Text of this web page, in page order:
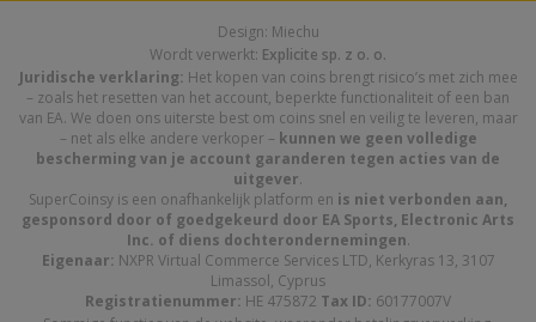
Design: Miechu
Wordt verwerkt: Explicite sp. z o. o.
Juridische verklaring: Het kopen van coins brengt risico’s met zich mee
– zoals het resetten van het account, beperkte functionaliteit of een ban
van EA. We doen ons uiterste best om coins snel en veilig te leveren, maar
– net als elke andere verkoper – kunnen we geen volledige
bescherming van je account garanderen tegen acties van de
uitgever.
SuperCoinsy is een onafhankelijk platform en is niet verbonden aan,
gesponsord door of goedgekeurd door EA Sports, Electronic Arts
Inc. of diens dochterondernemingen.
Eigenaar: NXPR Virtual Commerce Services LTD, Kerkyras 13, 3107
Limassol, Cyprus
Registratienummer: HE 475872 Tax ID: 60177007V